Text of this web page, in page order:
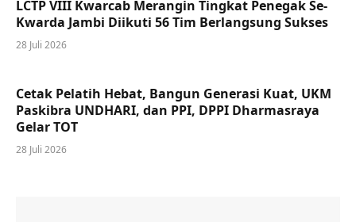
LCTP VIII Kwarcab Merangin Tingkat Penegak Se-
Kwarda Jambi Diikuti 56 Tim Berlangsung Sukses
28 Juli 2026
Cetak Pelatih Hebat, Bangun Generasi Kuat, UKM
Paskibra UNDHARI, dan PPI, DPPI Dharmasraya
Gelar TOT
28 Juli 2026